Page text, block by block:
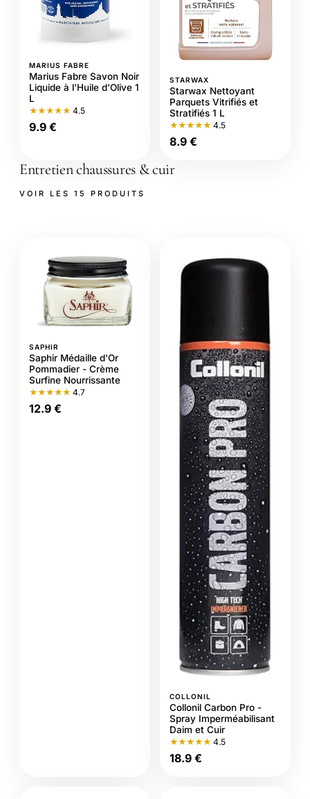
MARIUS FABRE
Marius Fabre Savon Noir
Liquide à l'Huile d'Olive 1
L
★★★★★ 4.5
9.9 €
STARWAX
Starwax Nettoyant
Parquets Vitrifiés et
Stratifiés 1 L
★★★★★ 4.5
8.9 €
Entretien chaussures & cuir
VOIR LES 15 PRODUITS
SAPHIR
Saphir Médaille d'Or
Pommadier - Crème
Surfine Nourrissante
★★★★★ 4.7
12.9 €
COLLONIL
Collonil Carbon Pro -
Spray Imperméabilisant
Daim et Cuir
★★★★★ 4.5
18.9 €